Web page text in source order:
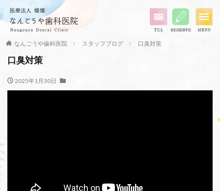
なんごうや歯科医院 スタッフブログ 口臭対策
口臭対策
2025年1月30日